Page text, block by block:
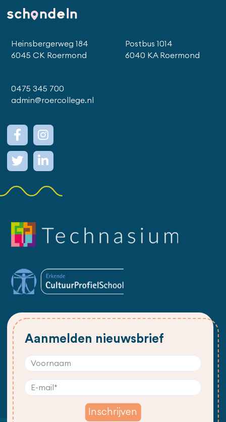
Heinsbergerweg 184
6045 CK Roermond
Postbus 1014
6040 KA Roermond
0475 345 700
admin@roercollege.nl
Aanmelden nieuwsbrief